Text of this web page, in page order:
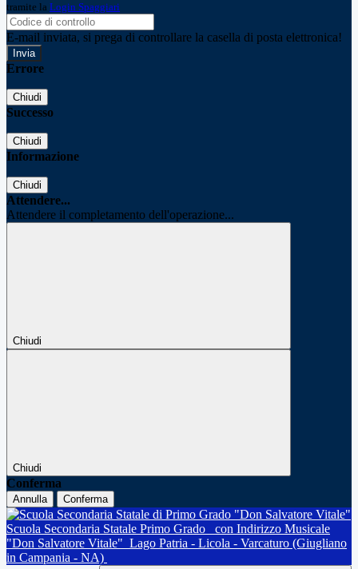
tramite la Login Spaggiari
E-mail inviata, si prega di controllare la casella di posta elettronica!
Errore
Chiudi
Successo
Chiudi
Informazione
Chiudi
Attendere...
Attendere il completamento dell'operazione...
Chiudi
Chiudi
Conferma
Annulla Conferma
Scuola Secondaria Statale Primo Grado
con Indirizzo Musicale
"Don Salvatore Vitale" Lago Patria - Licola - Varcaturo (Giugliano
in Campania - NA)